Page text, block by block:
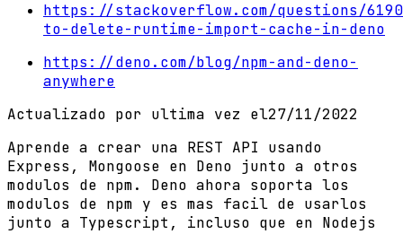
https://stackoverflow.com/questions/
to-delete-runtime-import-cache-in-deno
https://deno.com/blog/npm-and-deno-
anywhere
Actualizado por ultima vez el27/11/2022
Aprende a crear una REST API usando
Express, Mongoose en Deno junto a otros
modulos de npm. Deno ahora soporta los
modulos de npm y es mas facil de usarlos
junto a Typescript, incluso que en Nodejs